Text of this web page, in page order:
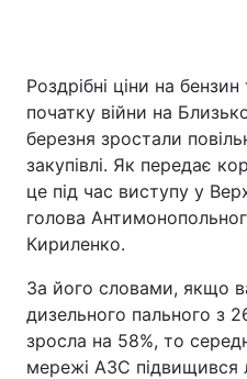
Україна
Економіка
Спорт
Техно і зв'язок
Зброя
Здоров'я
Роздрібні ціни на
початку війни на
березня зростали
закупівлі. Як передає
це під час виступу у
голова
Кириленко.
За його словами, якщо
дизельного пального з
зросла на 58%, то
мережі АЗС підвищився